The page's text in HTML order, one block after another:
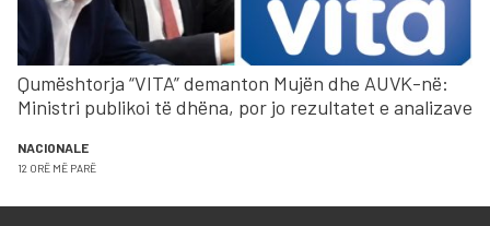
Qumështorja “VITA” demanton Mujën dhe AUVK-në:
Ministri publikoi të dhëna, por jo rezultatet e analizave
NACIONALE
12 ORË MË PARË